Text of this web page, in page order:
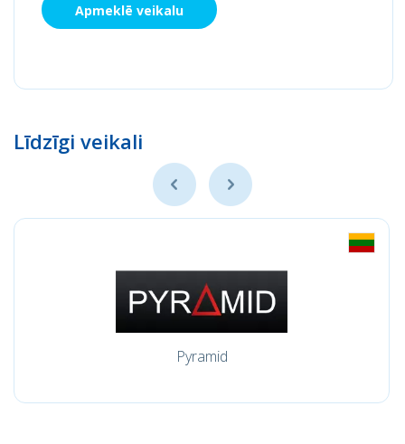
Apmeklē veikalu
Līdzīgi veikali
Pyramid